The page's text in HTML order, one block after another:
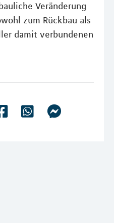
Veränderung
zum Rückbau als
damit verbundenen